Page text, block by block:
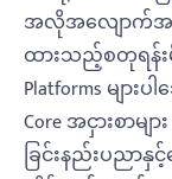
အလိုအလျောက်
ထားသည့်စတုရန်း
Platforms မျာ
Core အငှားစာမျ
ခြင်းနည်းပညာ